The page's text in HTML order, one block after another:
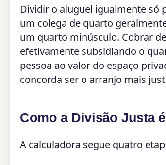
Dividir o aluguel igualmente só
um colega de quarto
um quarto minúsculo. Cobrar
efetivamente subsidiando o
pessoa ao valor do espaço
concorda ser o arranjo mais
Como a Divisão Justa
A calculadora segue quatro